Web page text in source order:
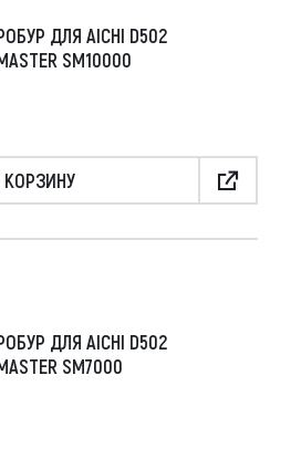
ДЛЯ AICHI D502
SM10000
КОРЗИНУ
ДЛЯ AICHI D502
SM7000